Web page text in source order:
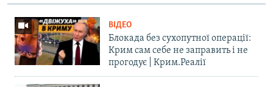
ВІДЕО
Блокада без сухопутної операції:
Крим сам себе не заправить і не
прогодує | Крим.Реалії